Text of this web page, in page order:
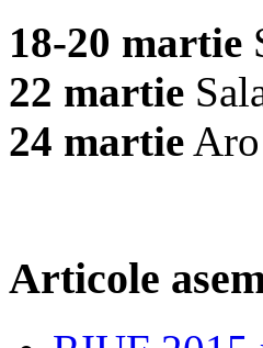
18-20 martie
22 martie
24 martie
Articole